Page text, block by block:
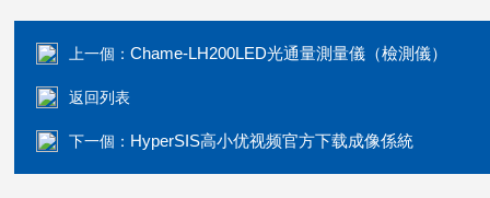
上一個：Chame-LH200LED光通量測量儀（檢測儀）
返回列表
下一個： HyperSIS高小优视频官方下载成像係統